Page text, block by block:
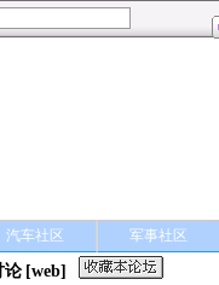
汽车社区 军事社区
论 [web]